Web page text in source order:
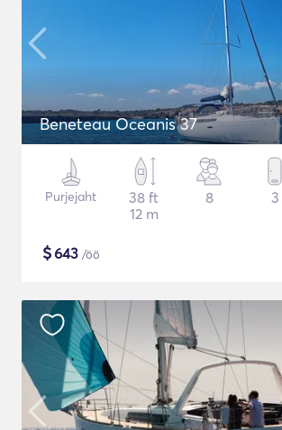
Beneteau Oceanis 37
Purjejaht
38 ft
12 m
8 3
$643 /öö